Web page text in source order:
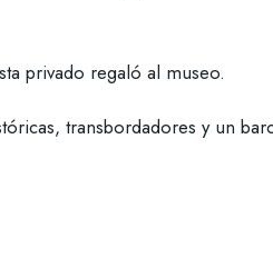
privado regaló al museo.
transbordadores y un